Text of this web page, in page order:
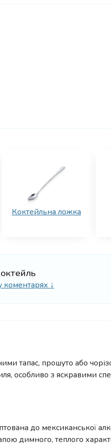
Коктейльна ложка
коментарях ↓
тапас, прошуто або
особливо з яскравими
до мексиканської
димного, теплого